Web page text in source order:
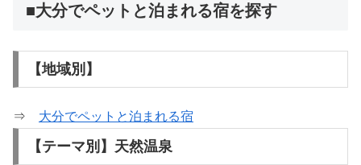
■大分でペットと泊まれる宿を探す
【地域別】
⇒ 大分でペットと泊まれる宿
【テーマ別】天然温泉